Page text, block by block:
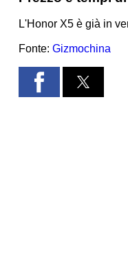
L'Honor X5 è già in
Fonte: Gizmochina